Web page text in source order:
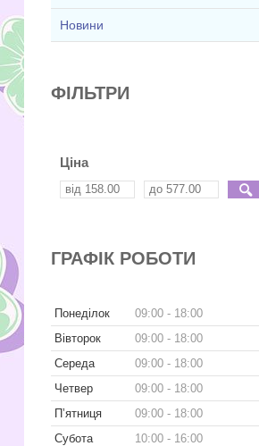
Новини
ФІЛЬТРИ
Ціна
ГРАФІК РОБОТИ
Понеділок 09:00
18:00
Вівторок
09:00
18:00
Середа
09:00
18:00
Четвер
09:00
18:00
Пʼятниця
09:00
18:00
Субота
10:00
16:00